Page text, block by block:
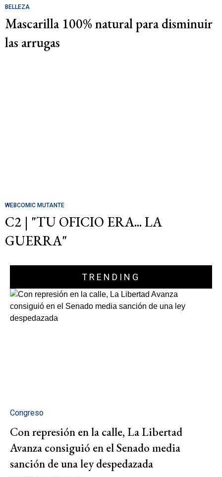
BELLEZA
Mascarilla 100% natural para disminuir
las arrugas
WEBCOMIC MUTANTE
C2 | "TU OFICIO ERA... LA
GUERRA"
TRENDING
Congreso
Con represión en la calle, La Libertad
Avanza consiguió en el Senado media
sanción de una ley despedazada